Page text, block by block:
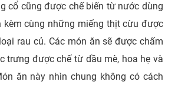
cổ cũng được chế biến từ nước dùng
kèm cùng những miếng thịt cừu được
rau củ. Các món ăn sẽ được chấm
trưng được chế từ dầu mè, hoa hẹ và
ăn này nhìn chung không có cách